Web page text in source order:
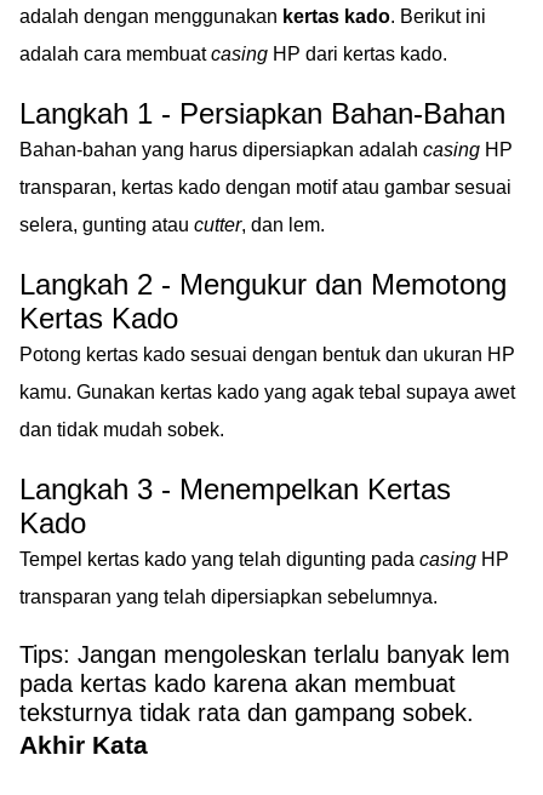
adalah dengan menggunakan kertas kado. Berikut ini
adalah cara membuatcasing HP dari kertas kado.
Langkah 1 - Persiapkan Bahan-Bahan
Bahan-bahan yang harus dipersiapkan adalah casing HP
transparan, kertas kado dengan motif atau gambar sesuai
selera, gunting atau cutter, dan lem.
Langkah 2 - Mengukur dan Memotong
Kertas Kado
Potong kertas kado sesuai dengan bentuk dan ukuran HP
kamu. Gunakan kertas kado yang agak tebal supaya awet
dan tidak mudah sobek.
Langkah 3 - Menempelkan Kertas
Kado
Tempel kertas kado yang telah digunting pada casing HP
transparan yang telah dipersiapkan sebelumnya.
Tips: Jangan mengoleskan terlalu banyak lem
pada kertas kado karena akan membuat
teksturnya tidak rata dan gampang sobek.
Akhir Kata